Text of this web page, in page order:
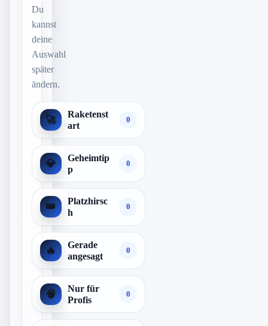
Du
kannst
deine
Auswahl
später
ändern.
🚀
Raketenst
art
0
💎
Geheimtip
p
0
👑
Platzhirsc
h
0
🔥
Gerade
angesagt
0
🧠
Nur für
Profis
0